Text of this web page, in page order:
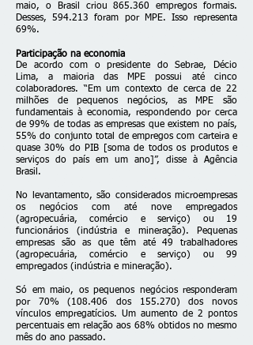
maio, o Brasil criou 865.360 empregos formais.
Desses, 594.213 foram por MPE. Isso representa
69%.
Participação na economia
De acordo com o presidente do Sebrae, Décio
Lima, a maioria das MPE possui até cinco
colaboradores. “Em um contexto de cerca de 22
milhões de pequenos negócios, as MPE são
fundamentais à economia, respondendo por cerca
de 99% de todas as empresas que existem no país,
55% do conjunto total de empregos com carteira e
quase 30% do PIB [soma de todos os produtos e
serviços do país em um ano]”, disse à Agência
Brasil.
No levantamento, são considerados microempresas
os negócios com até nove empregados
(agropecuária, comércio e serviço) ou 19
funcionários (indústria e mineração). Pequenas
empresas são as que têm até 49 trabalhadores
(agropecuária, comércio e serviço) ou 99
empregados (indústria e mineração).
Só em maio, os pequenos negócios responderam
por 70% (108.406 dos 155.270) dos novos
vínculos empregatícios. Um aumento de 2 pontos
percentuais em relação aos 68% obtidos no mesmo
mês do ano passado.